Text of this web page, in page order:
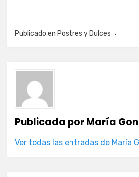
Publicado en Postres y Dulces
Publicada porMaría
Ver todas las entradas de María